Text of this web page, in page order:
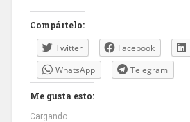
Compártelo:
Twitter Facebook
WhatsApp
Telegram
Me gusta esto:
Cargando...